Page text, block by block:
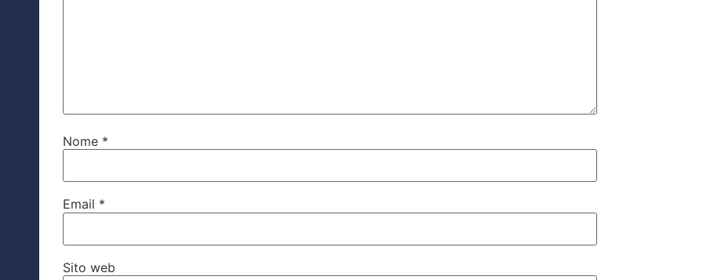
Nome *
Email *
Sito web